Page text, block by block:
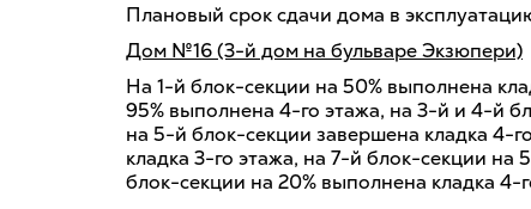
Плановый срок сдачи дома в
Дом №16 (3-й дом на бульваре Экзюпери)
На 1-й блок-секции на 50% выполнена
95% выполнена 4-го этажа, на 3-й и 4-й
на 5-й блок-секции завершена кладка 4-
кладка 3-го этажа, на 7-й блок-секции на
блок-секции на 20% выполнена кладка 4-